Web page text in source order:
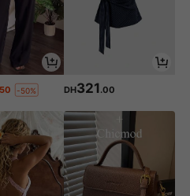
-50% DH321.00